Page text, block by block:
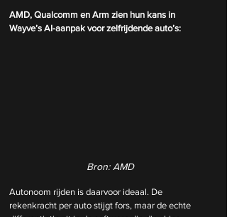
AMD, Qualcomm en Arm zien hun kans in
Wayve’s AI-aanpak voor zelfrijdende auto’s:
Bron: AMD
Autonoom rijden is daarvoor ideaal. De
rekenkracht per auto stijgt fors, maar de echte